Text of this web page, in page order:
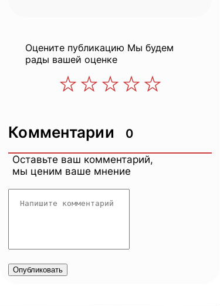
Оцените публикацию Мы будем
рады вашей оценке
Комментарии 0
Оставьте ваш комментарий,
мы ценим ваше мнение
Опубликовать